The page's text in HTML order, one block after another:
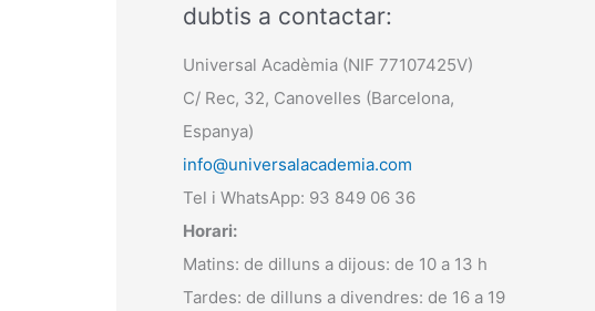
dubtis a contactar:
Universal Acadèmia (NIF 77107425V)
C/ Rec, 32, Canovelles (Barcelona,
Espanya)
info@universalacademia.com
Tel i WhatsApp: 93 849 06 36
Horari:
Matins: de dilluns a dijous: de 10 a 13 h
Tardes: de dilluns a divendres: de 16 a 19